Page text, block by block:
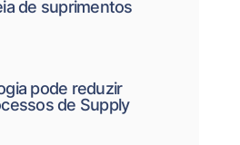
de suprimentos
pode reduzir
de Supply